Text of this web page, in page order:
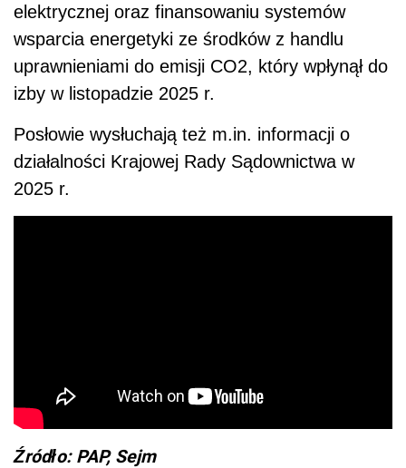
elektrycznej oraz finansowaniu systemów
wsparcia energetyki ze środków z handlu
uprawnieniami do emisji CO2, który wpłynął do
izby w listopadzie 2025 r.
Posłowie wysłuchają też m.in. informacji o
działalności Krajowej Rady Sądownictwa w
2025 r.
Źródło: PAP, Sejm